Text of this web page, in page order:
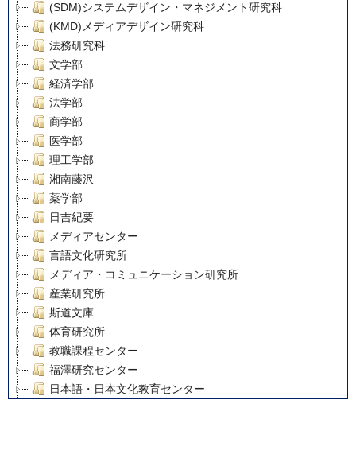
(SDM)システムデザイン・マネジメント研究科
(KMD)メディアデザイン研究科
法務研究科
文学部
経済学部
法学部
商学部
医学部
理工学部
湘南藤沢
薬学部
日吉紀要
メディアセンター
言語文化研究所
メディア・コミュニケーション研究所
産業研究所
斯道文庫
体育研究所
教職課程センター
福澤研究センター
日本語・日本文化教育センター